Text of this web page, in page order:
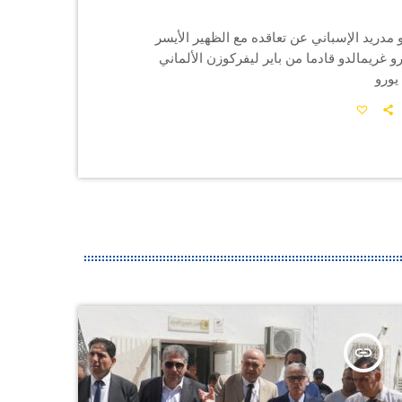
مدريد الإسباني عن تعاقده مع الظهير الأيسر
غريمالدو قادما من باير ليفركوزن الألماني
insert_link